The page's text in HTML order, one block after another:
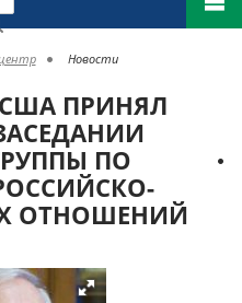
Новости
ПРИНЯЛ
ПО
ОТНОШЕНИЙ